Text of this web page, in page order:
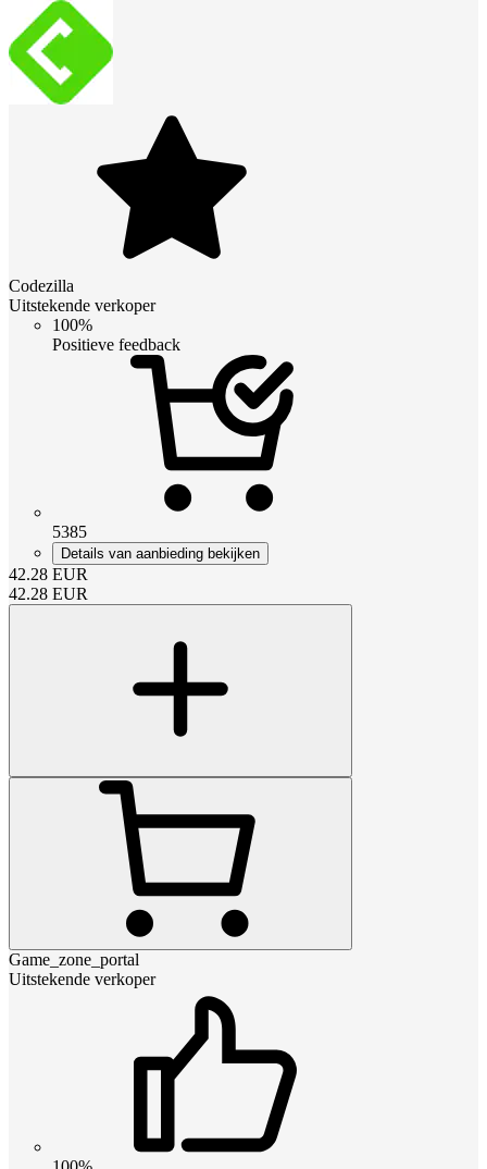
Codezilla
Uitstekende verkoper
100%
Positieve feedback
5385
Details van aanbieding bekijken
42.28 EUR
42.28 EUR
Game_zone_portal
Uitstekende verkoper